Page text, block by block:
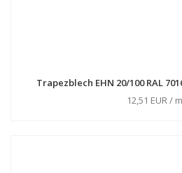
Trapezblech EHN 20/100 RAL
12,51 EUR /